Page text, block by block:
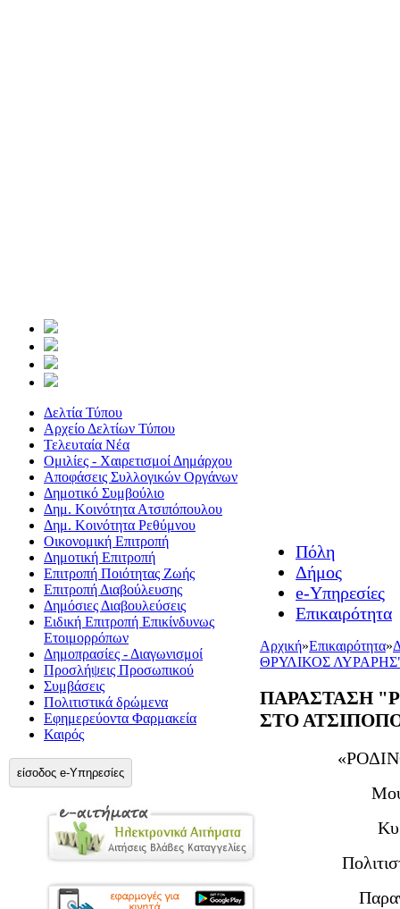
Δελτία Τύπου
Αρχείο Δελτίων Τύπου
Τελευταία Νέα
Ομιλίες - Χαιρετισμοί Δημάρχου
Αποφάσεις Συλλογικών Οργάνων
Δημοτικό Συμβούλιο
Δημ. Κοινότητα Ατσιπόπουλου
Δημ. Κοινότητα Ρεθύμνου
Οικονομική Επιτροπή
Δημοτική Επιτροπή
Επιτροπή Ποιότητας Ζωής
Επιτροπή Διαβούλευσης
Δημόσιες Διαβουλεύσεις
Ειδική Επιτροπή Επικίνδυνως
Ετοιμορρόπων
Δημοπρασίες - Διαγωνισμοί
Προσλήψεις Προσωπικού
Συμβάσεις
Πολιτιστικά δρώμενα
Εφημερεύοντα Φαρμακεία
Καιρός
είσοδος e-Υπηρεσίες
Πόλη
Δήμος
e-Υπηρεσίες
Επικαιρότητα
Αρχική»Επικαιρότητα»
ΘΡΥΛΙΚΟΣ
ΠΑΡΑΣΤΑΣΗ
ΣΤΟ